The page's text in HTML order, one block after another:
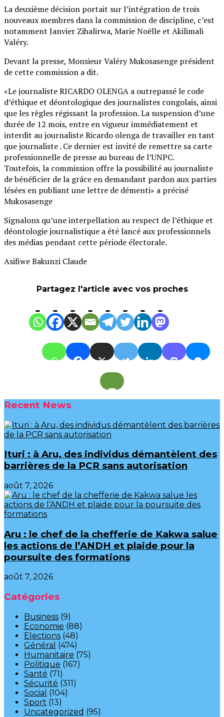
La deuxième décision portait sur l’intégration de trois
nouveaux membres dans la commission de discipline, c’est
notamment Janvier Zihalirwa, Marie Noëlle et Akilimali
Valéry.
Devant la presse, Monsieur Valéry Mukosasenge président
de cette commission a dit.
«Le journaliste RICARDO OLENGA a outrepassé le code
d’éthique et déontologique des journalistes congolais, ainsi
que les règles régissant la profession. La suspension d’une
durée de 12 mois, entre en vigueur immédiatement et
interdit au journaliste Ricardo olenga de travailler en tant
que journaliste . Ce dernier est invité de remettre sa carte
professionnelle de presse au bureau de l’UNPC.
Toutefois, la commission offre la possibilité au journaliste
de bénéficier de la grâce en demandant pardon aux parties
lésées en publiant une lettre de démenti» a précisé
Mukosasenge
Signalons qu’une interpellation au respect de l’éthique et
déontologie journalistique a été lancé aux professionnels
des médias pendant cette période électorale.
Asifiwe Bakunzi Claude
Partagez l'article avec vos proches
Recent News
Ituri : à Aru, des individus démantèlent des
barrières de la PCR sans autorisation
août 7, 2026
Aru : le chef de la chefferie de Kakwa salue
les actions de l’ANDH et plaide pour la
poursuite des formations
août 7, 2026
Catégories
Business (9)
Economie (88)
Elections (48)
Général (474)
Humanitaire (75)
Politique (167)
Santé (71)
Sécurité (311)
Social (104)
Sport (13)
Uncategorized (95)